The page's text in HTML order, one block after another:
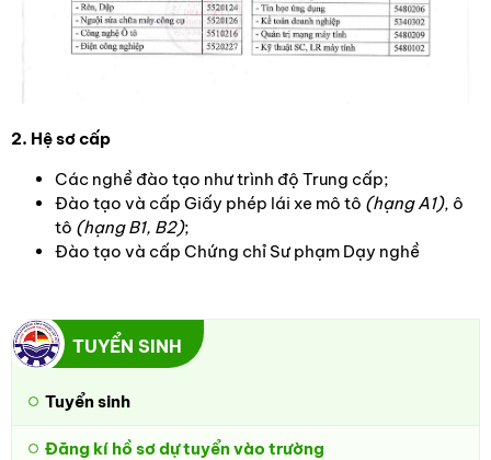
2. Hệ sơ cấp
Các nghề đào tạo như trình độ Trung cấp;
Đào tạo và cấp Giấy phép lái xe mô tô (hạng A1), ô
tô (hạng B1, B2);
Đào tạo và cấp Chứng chỉ Sư phạm Dạy nghề
TUYỂN SINH
Tuyển sinh
Đăng kí hồ sơ dự tuyển vào trường